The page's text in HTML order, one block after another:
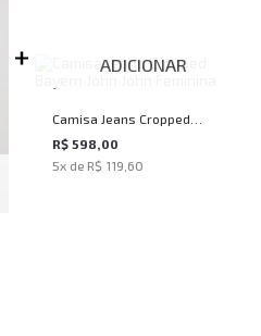
ADICIONAR
Camisa Jeans Cropped
Bayern John John Feminina
R$ 598,00
5x de R$ 119,60